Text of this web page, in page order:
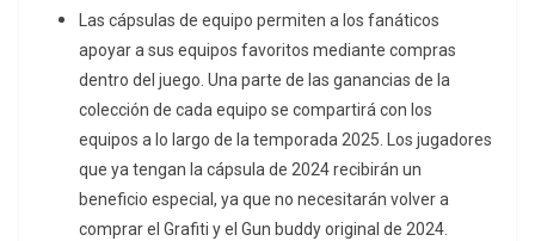
Las cápsulas de equipo permiten a los fanáticos
apoyar a sus equipos favoritos mediante compras
dentro del juego. Una parte de las ganancias de la
colección de cada equipo se compartirá con los
equipos a lo largo de la temporada 2025. Los jugadores
que ya tengan la cápsula de 2024 recibirán un
beneficio especial, ya que no necesitarán volver a
comprar el Grafiti y el Gun buddy original de 2024.